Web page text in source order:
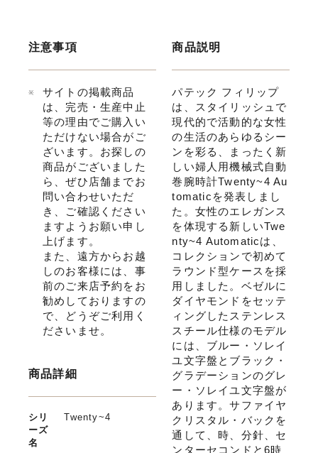
注意事項
サイトの掲載商品
は、完売・生産中止
等の理由でご購入い
ただけない場合がご
ざいます。お探しの
商品がございました
ら、ぜひ店舗までお
問い合わせいただ
き、ご確認ください
ますようお願い申し
上げます。
また、遠方からお越
しのお客様には、事
前のご来店予約をお
勧めしておりますの
で、どうぞご利用く
ださいませ。
商品詳細
シリ
ーズ
名
Twenty~4
商品説明
パテック フィリップ
は、スタイリッシュで
現代的で活動的な女性
の生活のあらゆるシー
ンを彩る、まったく新
しい婦人用機械式自動
巻腕時計Twenty~4 Au
tomaticを発表しまし
た。女性のエレガンス
を体現する新しいTwe
nty~4 Automaticは、
コレクションで初めて
ラウンド型ケースを採
用しました。ベゼルに
ダイヤモンドをセッテ
ィングしたステンレス
スチール仕様のモデル
には、ブルー・ソレイ
ユ文字盤とブラック・
グラデーションのグレ
ー・ソレイユ文字盤が
あります。サファイヤ
クリスタル・バックを
通して、時、分針、セ
ンターセコンドと6時